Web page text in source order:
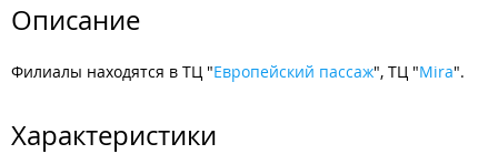
Описание
Филиалы находятся в ТЦ "Европейский пассаж", ТЦ "Mira".
Характеристики